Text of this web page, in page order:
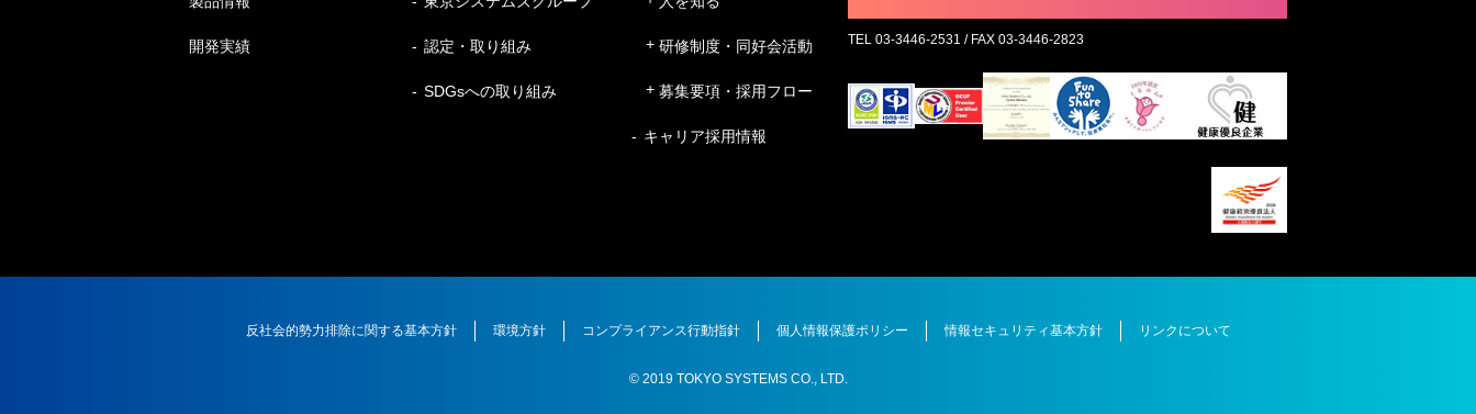
開発実績 認定・取り組み
SDGsへの取り組み
研修制度・同好会活動
募集要項・採用フロー
キャリア採用情報
TEL 03-3446-2531 / FAX 03-3446-2823
反社会的勢力排除に関する基本方針 環境方針 コンプライアンス行動指針 個人情報保護ポリシー 情報セキュリティ基本方針 リンクについて
© 2019 TOKYO SYSTEMS CO., LTD.